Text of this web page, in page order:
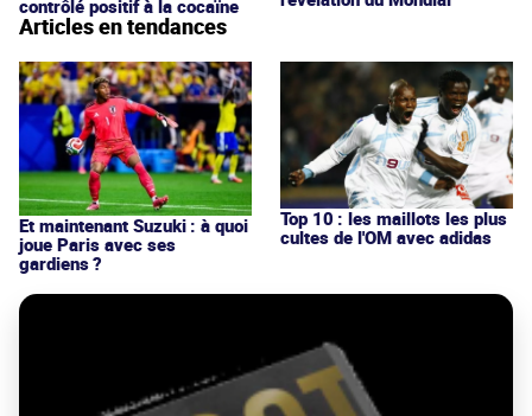
contrôlé positif à la cocaïne
Articles en tendances
Et maintenant Suzuki : à quoi
joue Paris avec ses
gardiens ?
Top 10 : les maillots les plus
cultes de l'OM avec adidas